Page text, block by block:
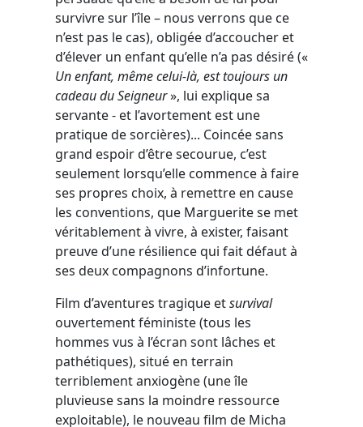
survivre sur l’île – nous verrons que ce
n’est pas le cas), obligée d’accoucher et
d’élever un enfant qu’elle n’a pas désiré («
Un enfant, même celui-là, est toujours un
cadeau du Seigneur», lui explique sa
servante - et l’avortement est une
pratique de sorcières)... Coincée sans
grand espoir d’être secourue, c’est
seulement lorsqu’elle commence à faire
ses propres choix, à remettre en cause
les conventions, que Marguerite se met
véritablement à vivre, à exister, faisant
preuve d’une résilience qui fait défaut à
ses deux compagnons d’infortune.
Film d’aventures tragique etsurvival
ouvertement féministe (tous les
hommes vus à l’écran sont lâches et
pathétiques), situé en terrain
terriblement anxiogène (une île
pluvieuse sans la moindre ressource
exploitable), le nouveau film de Micha